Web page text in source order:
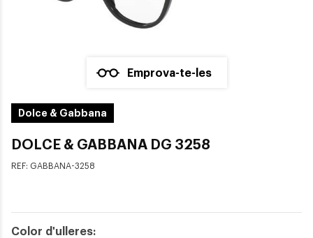
Emprova-te-les
Dolce & Gabbana
DOLCE & GABBANA DG 3258
REF: GABBANA-3258
Color d'ulleres: